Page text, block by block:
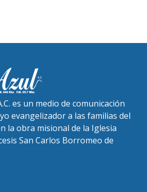
es un medio de comunicación
evangelizador a las familias del
la obra misional de la Iglesia
San Carlos Borromeo de